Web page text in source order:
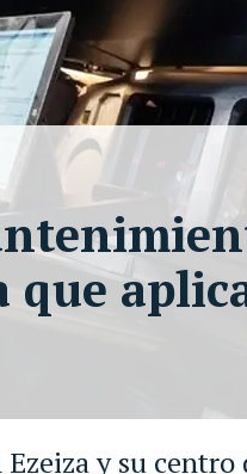
y su centro
que